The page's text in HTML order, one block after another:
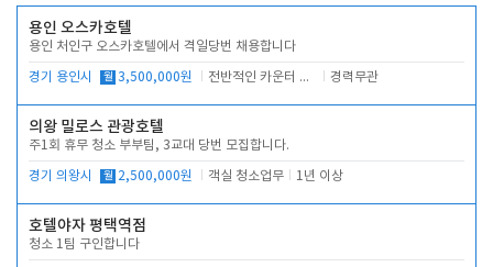
용인 오스카호텔
용인 처인구 오스카호텔에서 격일당번 채용합니다
경기 용인시 월 3,500,000원 전반적인 카운터 업무 경력무관
의왕 밀로스 관광호텔
주1회 휴무 청소 부부팀, 3교대 당번 모집합니다.
경기 의왕시 월 2,500,000원 객실 청소업무 1년 이상
호텔야자 평택역점
청소 1팀 구인합니다